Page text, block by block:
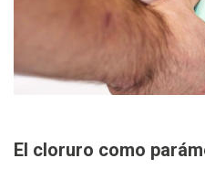
El cloruro como